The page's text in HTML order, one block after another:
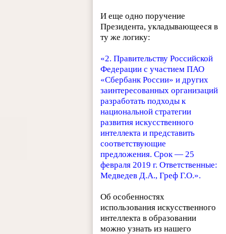
И еще одно поручение
Президента, укладывающееся в
ту же логику:
«2. Правительству Российской
Федерации с участием ПАО
«Сбербанк России» и других
заинтересованных организаций
разработать подходы к
национальной стратегии
развития искусственного
интеллекта и представить
соответствующие
предложения. Срок — 25
февраля 2019 г. Ответственные:
Медведев Д.А., Греф Г.О.».
Об особенностях
использования искусственного
интеллекта в образовании
можно узнать из нашего